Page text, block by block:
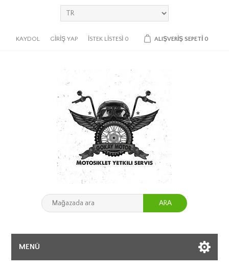
KAYDOL GIRIŞ YAP İSTEK LISTESI 0 ALIŞVERIŞ SEPETI 0
ARA
MENÜ